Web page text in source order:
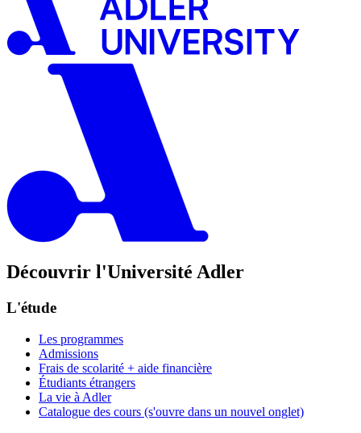
Découvrir l'Université Adler
L'étude
Les programmes
Admissions
Frais de scolarité + aide financière
Étudiants étrangers
La vie à Adler
Catalogue des cours (s'ouvre dans un nouvel onglet)